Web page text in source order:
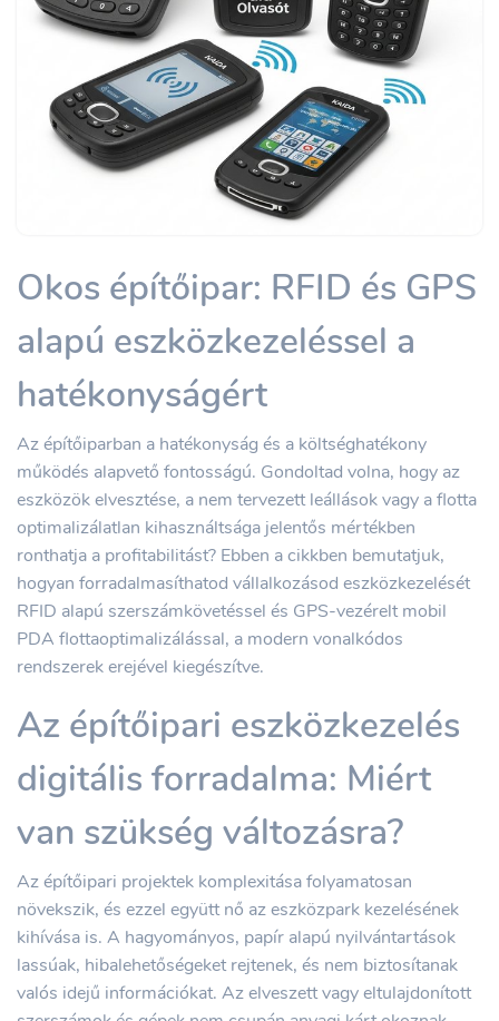
Okos építőipar: RFID és GPS
alapú eszközkezeléssel a
hatékonyságért
Az építőiparban a hatékonyság és a költséghatékony
működés alapvető fontosságú. Gondoltad volna, hogy az
eszközök elvesztése, a nem tervezett leállások vagy a flotta
optimalizálatlan kihasználtsága jelentős mértékben
ronthatja a profitabilitást? Ebben a cikkben bemutatjuk,
hogyan forradalmasíthatod vállalkozásod eszközkezelését
RFID alapú szerszámkövetéssel és GPS-vezérelt mobil
PDA flottaoptimalizálással, a modern vonalkódos
rendszerek erejével kiegészítve.
Az építőipari eszközkezelés
digitális forradalma: Miért
van szükség változásra?
Az építőipari projektek komplexitása folyamatosan
növekszik, és ezzel együtt nő az eszközpark kezelésének
kihívása is. A hagyományos, papír alapú nyilvántartások
lassúak, hibalehetőségeket rejtenek, és nem biztosítanak
valós idejű információkat. Az elveszett vagy eltulajdonított